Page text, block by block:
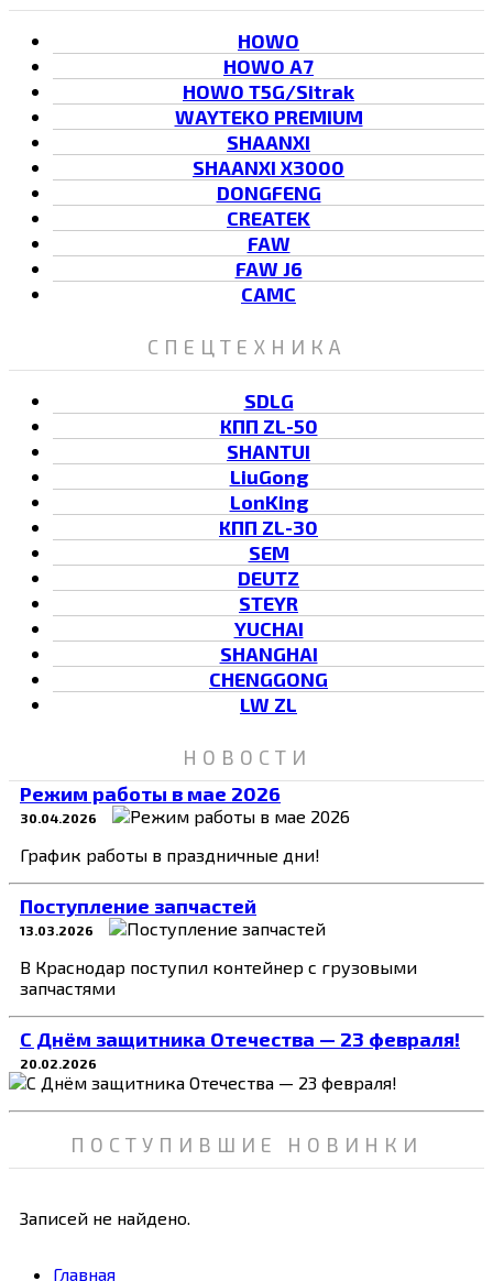
HOWO
HOWO A7
HOWO T5G/Sitrak
WAYTEKO PREMIUM
SHAANXI
SHAANXI X3000
DONGFENG
CREATEK
FAW
FAW J6
CAMC
СПЕЦТЕХНИКА
SDLG
КПП ZL-50
SHANTUI
LiuGong
LonKing
КПП ZL-30
SEM
DEUTZ
STEYR
YUCHAI
SHANGHAI
CHENGGONG
LW ZL
НОВОСТИ
Режим работы в мае 2026
30.04.2026
График работы в праздничные дни!
Поступление запчастей
13.03.2026
В Краснодар поступил контейнер с грузовыми
запчастями
C Днём защитника Отечества — 23 февраля!
20.02.2026
ПОСТУПИВШИЕ НОВИНКИ
Записей не найдено.
Главная